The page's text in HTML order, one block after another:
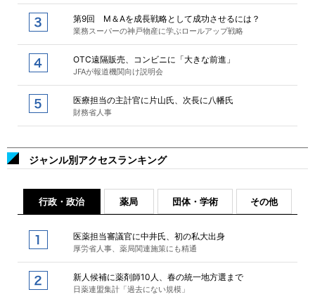
第9回 M＆Aを成長戦略として成功させるには？
業務スーパーの神戸物産に学ぶロールアップ戦略
OTC遠隔販売、コンビニに「大きな前進」
JFAが報道機関向け説明会
医療担当の主計官に片山氏、次長に八幡氏
財務省人事
ジャンル別アクセスランキング
行政・政治 薬局 団体・学術 その他
医薬担当審議官に中井氏、初の私大出身
厚労省人事、薬局関連施策にも精通
新人候補に薬剤師10人、春の統一地方選まで
日薬連盟集計「過去にない規模」